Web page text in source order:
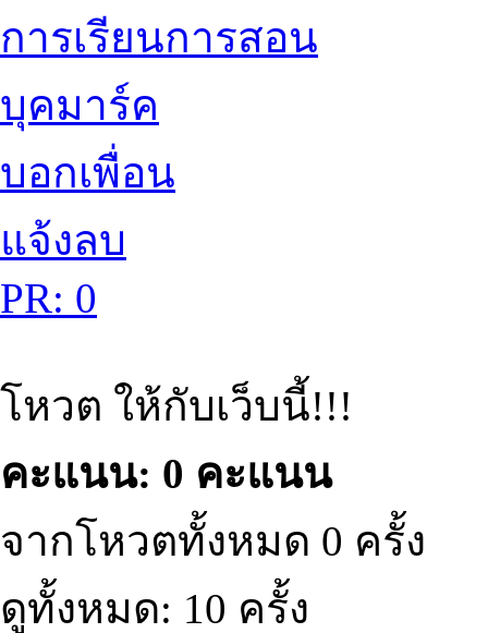
การเรียนการสอน
บุคมาร์ค
บอกเพื่อน
แจ้งลบ
PR: 0
โหวต ให้กับเว็บนี้!!!
คะแนน: 0 คะแนน
จากโหวตทั้งหมด 0 ครั้ง
ดูทั้งหมด: 10 ครั้ง